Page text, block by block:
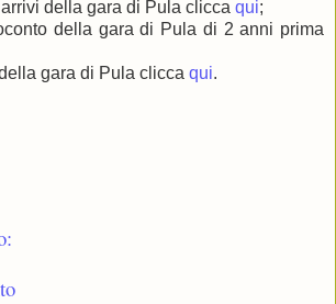
della gara di Pula clicca qui;
della gara di Pula di 2 anni prima
gara di Pula clicca qui.